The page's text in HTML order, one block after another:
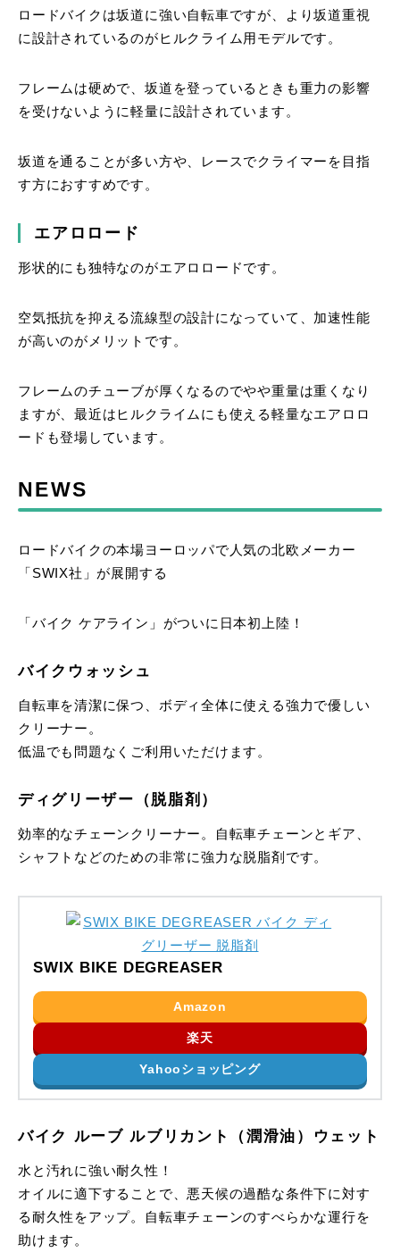
ロードバイクは坂道に強い自転車ですが、より坂道重視
に設計されているのがヒルクライム用モデルです。
フレームは硬めで、坂道を登っているときも重力の影響
を受けないように軽量に設計されています。
坂道を通ることが多い方や、レースでクライマーを目指
す方におすすめです。
エアロロード
形状的にも独特なのがエアロロードです。
空気抵抗を抑える流線型の設計になっていて、加速性能
が高いのがメリットです。
フレームのチューブが厚くなるのでやや重量は重くなり
ますが、最近はヒルクライムにも使える軽量なエアロロ
ードも登場しています。
NEWS
ロードバイクの本場ヨーロッパで人気の北欧メーカー
「SWIX社」が展開する
「バイク ケアライン」がついに日本初上陸！
バイクウォッシュ
自転車を清潔に保つ、ボディ全体に使える強力で優しい
クリーナー。
低温でも問題なくご利用いただけます。
ディグリーザー（脱脂剤）
効率的なチェーンクリーナー。自転車チェーンとギア、
シャフトなどのための非常に強力な脱脂剤です。
SWIX BIKE DEGREASER
Amazon
楽天
Yahooショッピング
バイク ルーブ ルブリカント（潤滑油）ウェット
水と汚れに強い耐久性！
オイルに適下することで、悪天候の過酷な条件下に対す
る耐久性をアップ。自転車チェーンのすべらかな運行を
助けます。